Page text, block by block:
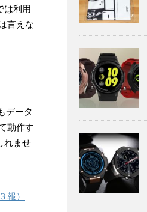
は利用
言えな
データ
動作す
れませ
報）